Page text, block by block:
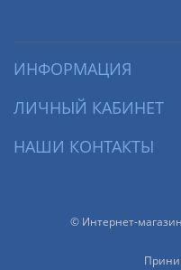
ИНФОРМАЦИЯ
ЛИЧНЫЙ КАБИНЕТ
НАШИ КОНТАКТЫ
© Интернет-